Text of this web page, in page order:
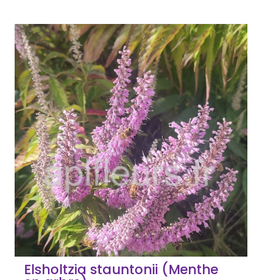
Elsholtzia stauntonii (Menthe